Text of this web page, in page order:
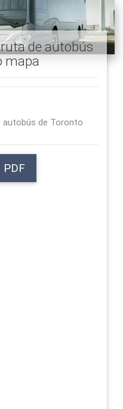
de autobús
mapa
autobús de Toronto
PDF